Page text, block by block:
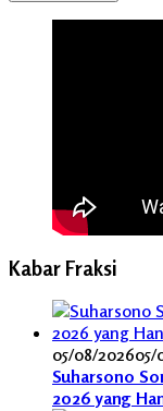
Kabar Fraksi
05/08/202605/
Suharsono
2026 yang